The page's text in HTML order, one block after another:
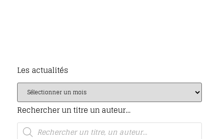
Les actualités
Rechercher un titre un auteur…